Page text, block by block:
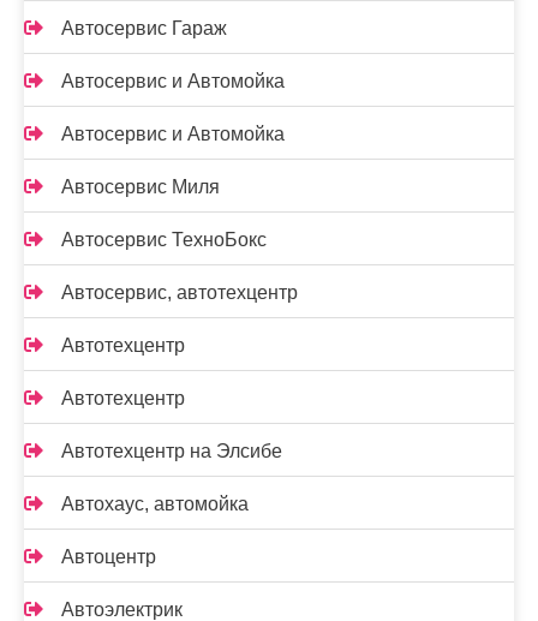
Автосервис Гараж
Автосервис и Автомойка
Автосервис и Автомойка
Автосервис Миля
Автосервис ТехноБокс
Автосервис, автотехцентр
Автотехцентр
Автотехцентр
Автотехцентр на Элсибе
Автохаус, автомойка
Автоцентр
Автоэлектрик